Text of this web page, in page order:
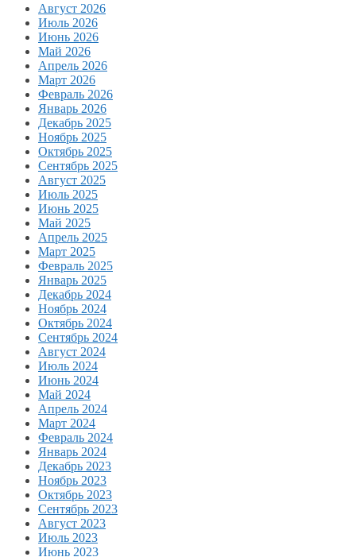
Август 2026
Июль 2026
Июнь 2026
Май 2026
Апрель 2026
Март 2026
Февраль 2026
Январь 2026
Декабрь 2025
Ноябрь 2025
Октябрь 2025
Сентябрь 2025
Август 2025
Июль 2025
Июнь 2025
Май 2025
Апрель 2025
Март 2025
Февраль 2025
Январь 2025
Декабрь 2024
Ноябрь 2024
Октябрь 2024
Сентябрь 2024
Август 2024
Июль 2024
Июнь 2024
Май 2024
Апрель 2024
Март 2024
Февраль 2024
Январь 2024
Декабрь 2023
Ноябрь 2023
Октябрь 2023
Сентябрь 2023
Август 2023
Июль 2023
Июнь 2023